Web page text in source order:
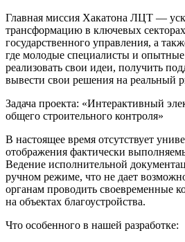
Главная миссия Хакатона ЛЦТ —
трансформацию в ключевых
государственного управления, а
где молодые специалисты и
реализовать свои идеи, получить
вывести свои решения на реальный
Задача проекта: «Интерактивный
общего строительного контроля»
В настоящее время отсутствует
отображения фактически
Ведение исполнительной
ручном режиме, что не дает
органам проводить своевременные
на объектах благоустройства.
Что особенного в нашей разработке: